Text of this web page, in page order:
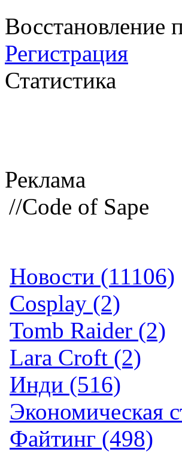
Восстановление
Регистрация
Статистика
Реклама
//Code of Sape
Новости (11106)
Cosplay (2)
Tomb Raider (2)
Lara Croft (2)
Инди (516)
Экономическая
Файтинг (498)